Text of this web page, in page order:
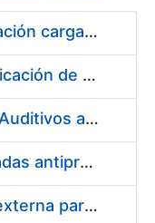
Pliego condiciones optimización cargas compras firmado
Acuerdo marco para la fabricación de piezas
Suministro de Protectores Auditivos a medida para las personas trabajadoras de los Centros de Trabajo de Madrid y Burgos
Suministro de gafas graduadas antiproyecciones para los trabajadores de la FNMT-RCM en los centros de trabajo de Madrid y Burgos
Servicios de una empresa externa para el asesoramiento y resolución de los recursos de alzada que se presentan relacionados con procesos de selección para la FNMT-RCM